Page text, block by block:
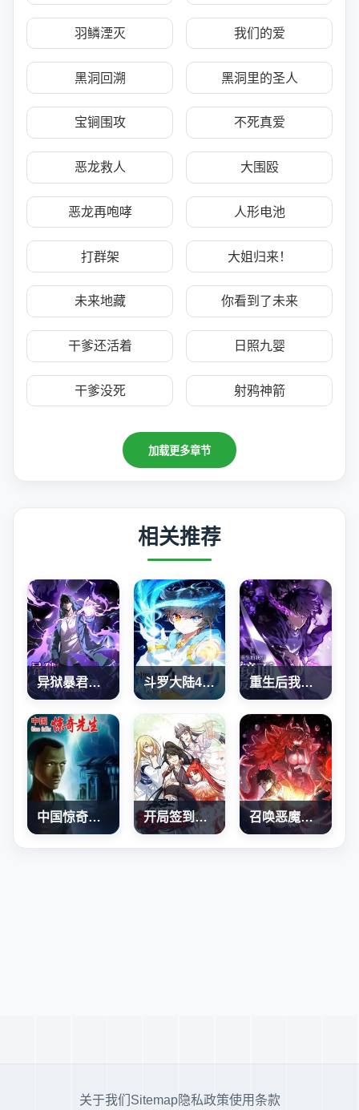
羽鳞湮灭 我们的爱
黑洞回溯 黑洞里的圣人
宝锏围攻 不死真爱
恶龙救人 大围殴
恶龙再咆哮 人形电池
打群架 大姐归来！
未来地藏 你看到了未来
干爹还活着 日照九婴
干爹没死 射鸦神箭
加载更多章节
相关推荐
异狱暴君：我的影子能无限进化 斗罗大陆4终极斗罗 重生后我用镜面反转复仇
中国惊奇先生 开局签到荒古圣体 召唤恶魔，我既是深渊
关于我们 Sitemap隐私政策使用条款